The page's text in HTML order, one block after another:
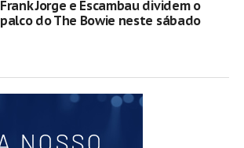
Frank Jorge e Escambau dividem o
palco do The Bowie neste sábado